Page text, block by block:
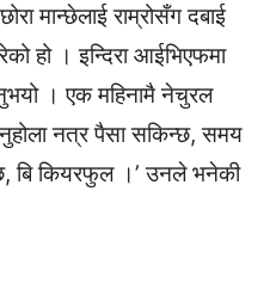
मान्छेलाई राम्रोसँग दबाई
हो । इन्दिरा आईभिएफमा
। एक महिनामै नेचुरल
नत्र पैसा सकिन्छ, समय
बि कियरफुल ।’ उनले भनेकी